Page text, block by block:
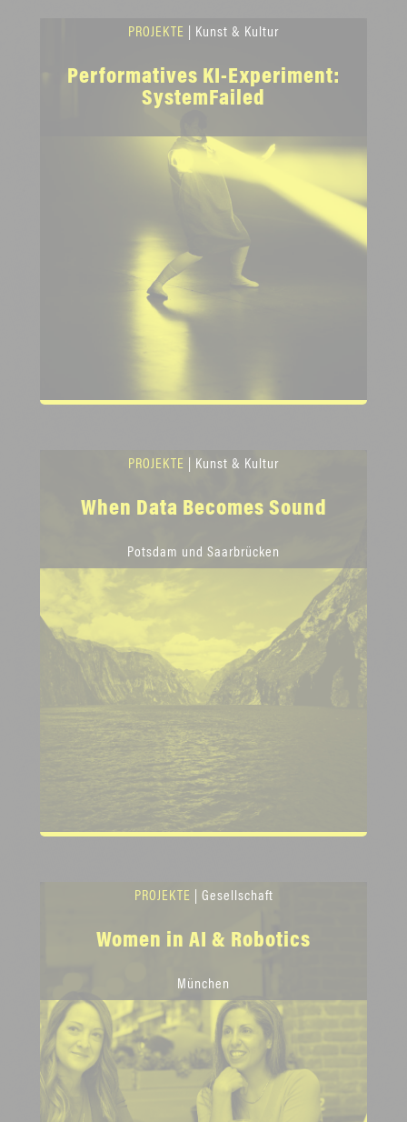
PROJEKTE | Kunst & Kultur
Performatives KI-Experiment:
SystemFailed
PROJEKTE | Kunst & Kultur
When Data Becomes Sound
Potsdam und Saarbrücken
PROJEKTE | Gesellschaft
Women in AI & Robotics
München